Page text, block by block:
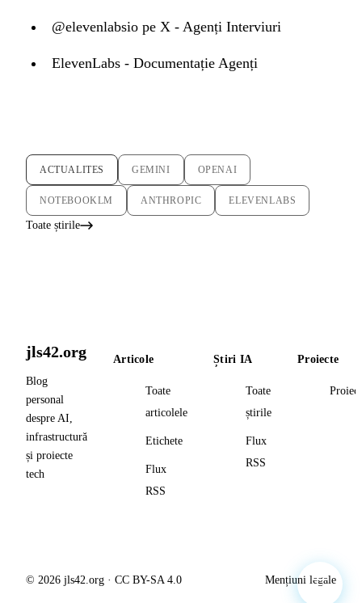
@elevenlabsio pe X - Agenți Interviuri
ElevenLabs - Documentație Agenți
ACTUALITES GEMINI OPENAI
NOTEBOOKLM ANTHROPIC ELEVENLABS
Toate știrile
jls42.org
Blog
personal
despre AI,
infrastructură
și proiecte
tech
Articole
Toate
articolele
Etichete
Flux
RSS
Știri IA
Toate
știrile
Flux
RSS
Proiecte
© 2026 jls42.org · CC BY-SA 4.0 Mențiuni legale